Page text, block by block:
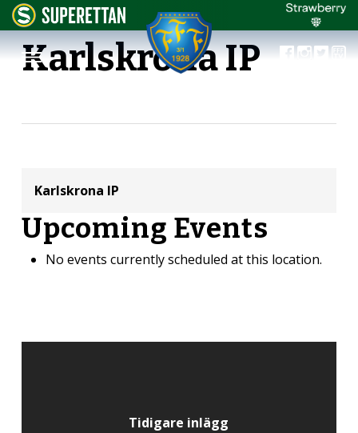
Karlskrona IP
Karlskrona IP
Upcoming Events
No events currently scheduled at this location.
Tidigare inlägg